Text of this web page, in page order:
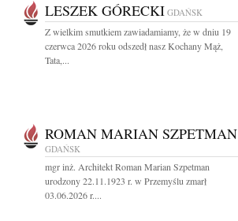
LESZEK GÓRECKI GDAŃSK
Z wielkim smutkiem zawiadamiamy, że w dniu 19
czerwca 2026 roku odszedł nasz Kochany Mąż,
Tata,...
ROMAN MARIAN SZPETMAN
GDAŃSK
mgr inż. Architekt Roman Marian Szpetman
urodzony 22.11.1923 r. w Przemyślu zmarł
03.06.2026 r....